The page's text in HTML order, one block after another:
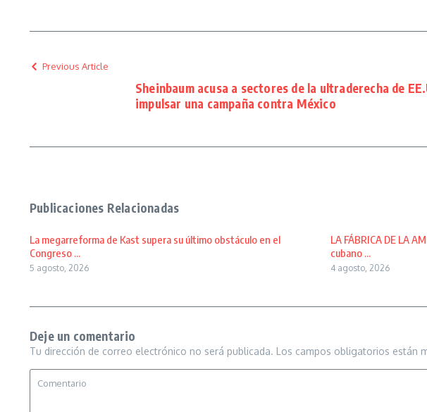
Previous Article
Sheinbaum acusa a sectores de la ultraderecha de
impulsar una campaña contra México
Publicaciones Relacionadas
La megarreforma de Kast supera su último obstáculo en el
Congreso ...
5 agosto, 2026
LA FÁBRICA DE LA
cubano ...
4 agosto, 2026
Deje un comentario
Tu dirección de correo electrónico no será publicada. Los campos obligatorios están